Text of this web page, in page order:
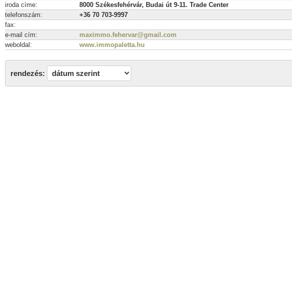
iroda címe:
8000 Székesfehérvár, Budai út 9-11. Trade Center
telefonszám:
+36 70 703-9997
fax:
e-mail cím:
maximmo.fehervar@gmail.com
weboldal:
www.immopaletta.hu
rendezés: